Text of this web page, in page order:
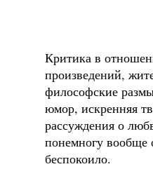
Критика в
произведений,
философские
юмор, искренняя
рассуждения о
понемногу вообще
беспокоило.